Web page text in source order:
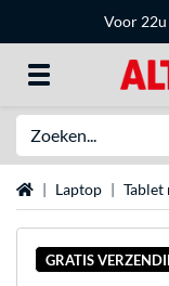
Voor 22u
Home Laptop Tablet
GRATIS